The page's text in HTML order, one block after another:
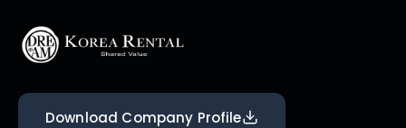
Download Company Profile